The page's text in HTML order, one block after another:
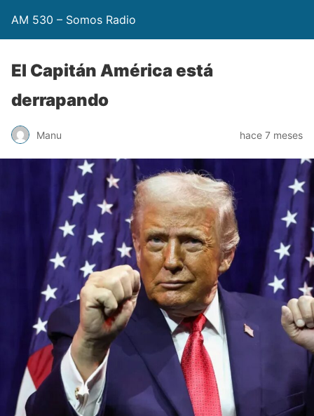
AM 530 – Somos Radio
El Capitán América está
derrapando
Manu hace 7 meses